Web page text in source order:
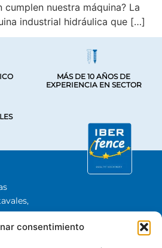
consentimiento
cumplen nuestra máquina? La
industrial hidráulica que […]
MÁS DE 10 AÑOS DE
EXPERIENCIA EN SECTOR